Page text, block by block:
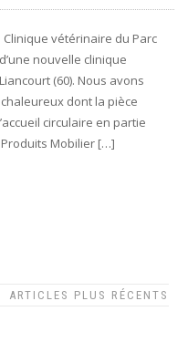
vétérinaire du Parc
nouvelle clinique
(60). Nous avons
dont la pièce
circulaire en partie
Mobilier […]
ARTICLES PLUS RÉCENTS